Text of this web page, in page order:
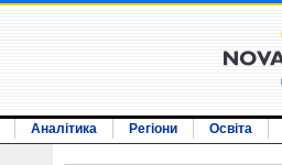
Аналітика Регіони Освіта